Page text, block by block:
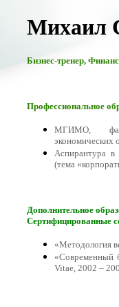
Михаил
Бизнес-тренер,
Профессиональное
МГИМО,
экономических
Аспирантура
(тема
Дополнительное
Сертифицированные
«Методология
«Современный
Vitae, 2002 –